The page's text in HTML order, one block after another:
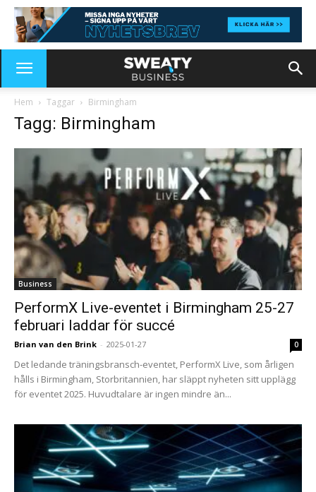
Hem Taggar Birmingham
Tagg: Birmingham
Business
PerformX Live-eventet i Birmingham 25-27
februari laddar för succé
Brian van den Brink - 2025-01-27 0
Det ledande träningsbransch-eventet, PerformX Live, som årligen
hålls i Birmingham, Storbritannien, har släppt nyheten sitt upplägg
för eventet 2025. Huvudtalare är ingen mindre än...